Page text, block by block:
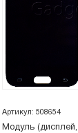
Артикул: 508654
Модуль (дисплей,